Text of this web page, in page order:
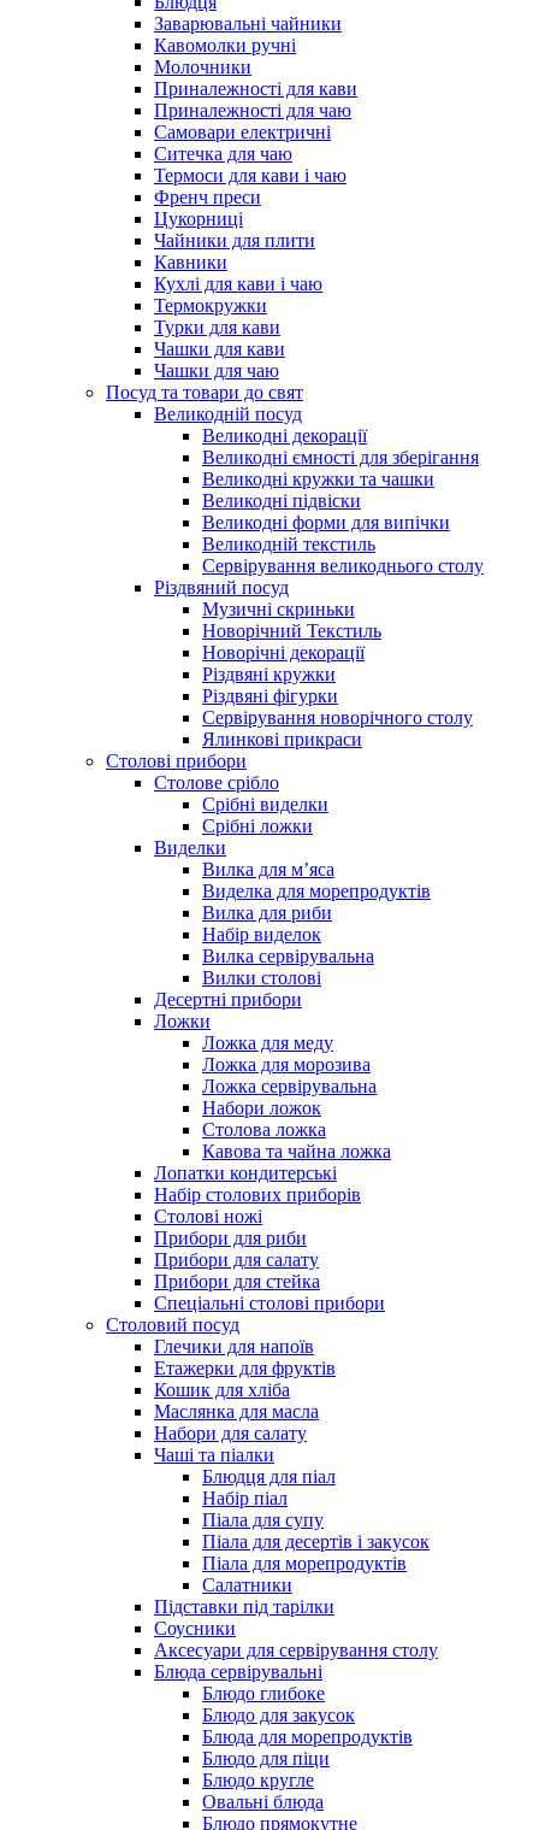
Заварювальні чайники
Кавомолки ручні
Молочники
Приналежності для кави
Приналежності для чаю
Самовари електричні
Ситечка для чаю
Термоси для кави і чаю
Френч преси
Цукорниці
Чайники для плити
Кавники
Кухлі для кави і чаю
Термокружки
Турки для кави
Чашки для кави
Чашки для чаю
Посуд та товари до свят
Великодній посуд
Великодні декорації
Великодні ємності для зберігання
Великодні кружки та чашки
Великодні підвіски
Великодні форми для випічки
Великодній текстиль
Сервірування великоднього столу
Різдвяний посуд
Музичні скриньки
Новорічний Текстиль
Новорічні декорації
Різдвяні кружки
Різдвяні фігурки
Сервірування новорічного столу
Ялинкові прикраси
Столові прибори
Столове срібло
Срібні виделки
Срібні ложки
Виделки
Вилка для м’яса
Виделка для морепродуктів
Вилка для риби
Набір виделок
Вилка сервірувальна
Вилки столові
Десертні прибори
Ложки
Ложка для меду
Ложка для морозива
Ложка сервірувальна
Набори ложок
Столова ложка
Кавова та чайна ложка
Лопатки кондитерські
Набір столових приборів
Столові ножі
Прибори для риби
Прибори для салату
Прибори для стейка
Спеціальні столові прибори
Столовий посуд
Глечики для напоїв
Етажерки для фруктів
Кошик для хліба
Маслянка для масла
Набори для салату
Чаші та піалки
Блюдця для піал
Набір піал
Піала для супу
Піала для десертів і закусок
Піала для морепродуктів
Салатники
Підставки під тарілки
Соусники
Аксесуари для сервірування столу
Блюда сервірувальні
Блюдо глибоке
Блюдо для закусок
Блюда для морепродуктів
Блюдо для піци
Блюдо кругле
Овальні блюда
Блюдо прямокутне